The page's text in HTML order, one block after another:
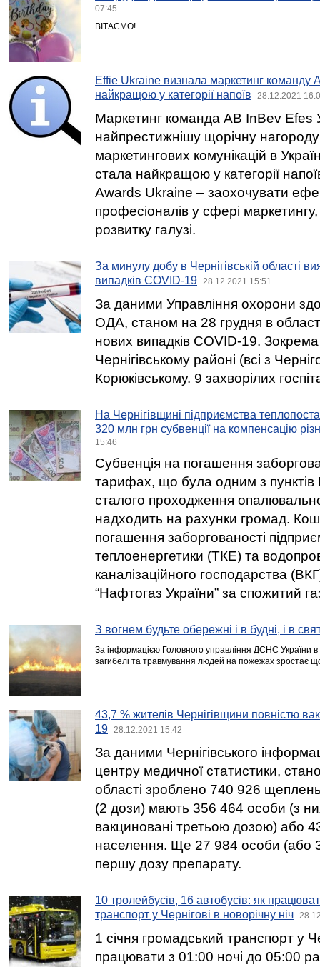
07:45
ВІТАЄМО!
Effie Ukraine визнала маркетинг команду
найкращою у категорії напоїв
28.12.2021
Маркетинг команда AB InBev Efes
найпрестижнішу щорічну
маркетингових комунікацій в
стала найкращою у категорії
Awards Ukraine – заохочувати
професіоналів у сфері
розвитку галузі.
За минулу добу в Чернігівській області
випадків COVID-19
28.12.2021 15:51
За даними Управління охорони
ОДА, станом на 28 грудня в
нових випадків COVID-19.
Чернігівському районі (всі з
Корюківському. 9 захворілих
На Чернігівщині підприємства
320 млн грн субвенції на компенсацію
15:46
Субвенція на погашення
тарифах, що була одним з
сталого проходження
надходить на рахунки громад.
погашення заборгованості
теплоенергетики (ТКЕ) та
каналізаційного господарства
“Нафтогаз України” за спожитий
З вогнем будьте обережні і в будні, і в
За інформацією Головного управління ДСНС України в
загибелі та травмування людей на пожежах зростає
43,7 % жителів Чернігівщини повністю
19
28.12.2021 15:42
За даними Чернігівського
центру медичної статистики,
області зроблено 740 926
(2 дози) мають 356 464 особи (з
вакциновані третьою дозою) або
населення. Ще 27 984 особи (або
першу дозу препарату.
10 тролейбусів, 16 автобусів: як
транспорт у Чернігові в новорічну ніч
1 січня громадський транспорт у
працювати з 01:00 ночі до 05:00